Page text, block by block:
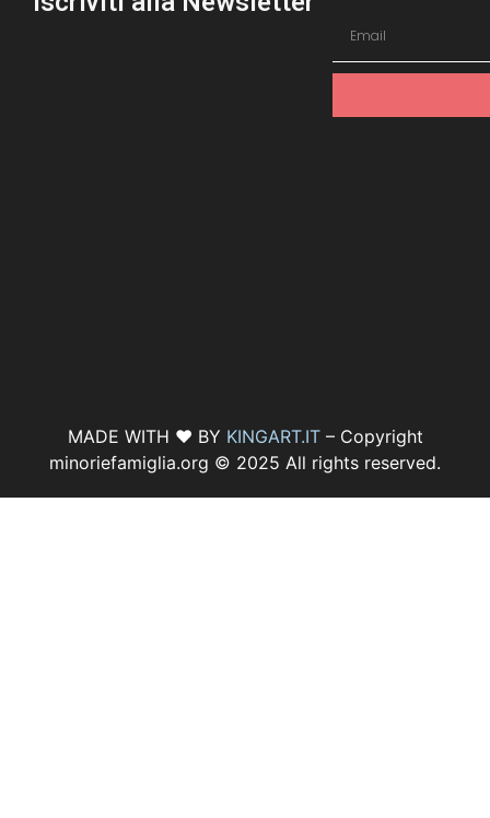
MADE WITH ♥ BY KINGART.IT– Copyright
minoriefamiglia.org © 2025 All rights reserved.